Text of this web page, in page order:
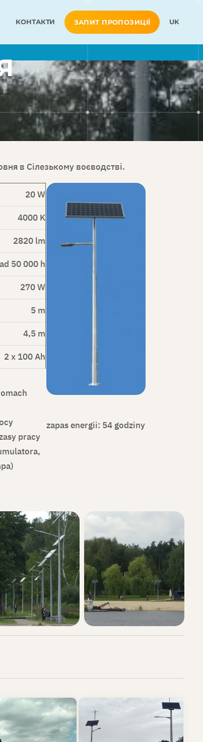
КОНТАКТИ ЗАПИТ ПРОПОЗИЦІЇ UK
в Сілезькому воєводстві.
20 W
4000 K
2820 lm
50 000 h
270 W
5 m
4,5 m
2 x 100 Ah
pracy
zapas energii: 54 godziny